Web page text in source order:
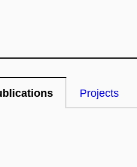
Projects